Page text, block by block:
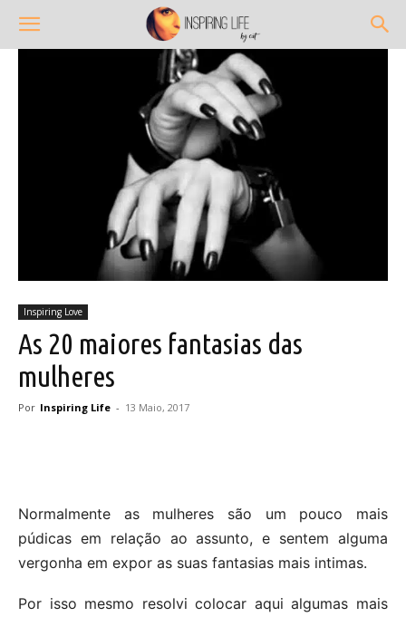
Inspiring Love
As 20 maiores fantasias das
mulheres
Por Inspiring Life - 13 Maio, 2017
Normalmente as mulheres são um pouco mais
púdicas em relação ao assunto, e sentem alguma
vergonha em expor as suas fantasias mais intimas.
Por isso mesmo resolvi colocar aqui algumas mais